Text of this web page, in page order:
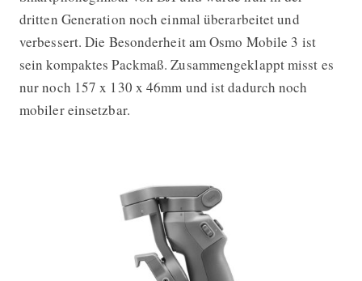
dritten Generation noch einmal überarbeitet und
verbessert. Die Besonderheit am Osmo Mobile 3 ist
sein kompaktes Packmaß. Zusammengeklappt misst es
nur noch 157 x 130 x 46mm und ist dadurch noch
mobiler einsetzbar.